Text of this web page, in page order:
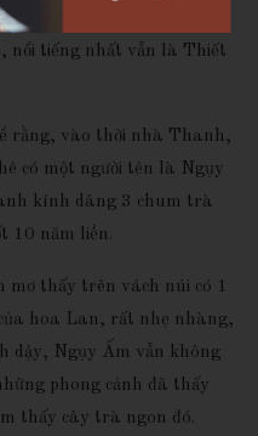
bảo khố" (Kho báu của
nổi tiếng nhất vẫn là Thiết
rằng, vào thời nhà Thanh,
có một người tên là Ngụy
kính dâng 3 chum trà
10 năm liền.
mơ thấy trên vách núi có 1
hoa Lan, rất nhẹ nhàng,
dậy, Ngụy Ấm vẫn không
phong cảnh đã thấy
thấy cây trà ngon đó.